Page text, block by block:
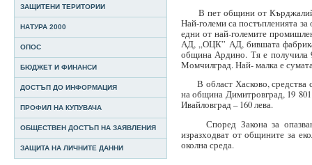
ЗАЩИТЕНИ ТЕРИТОРИИ
НАТУРА 2000
ОПОС
БЮДЖЕТ И ФИНАНСИ
ДОСТЪП ДО ИНФОРМАЦИЯ
ПРОФИЛ НА КУПУВАЧА
ОБЩЕСТВЕН ДОСТЪП НА ЗАЯВЛЕНИЯ
ЗАЩИТА НА ЛИЧНИТЕ ДАННИ
В пет общини от
Най-големи са постъпленията
едни от най-големите
АД, „ОЦК” АД, бившата
община Ардино. Тя е получила
Момчилград. Най- малка е
В област Хасково, средства
на община Димитровград, 19
Ивайловград – 160 лева.
Според Закона за
изразходват от общините за
околна среда.